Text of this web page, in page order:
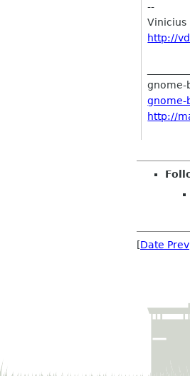
--
Vinicius
http://
gnome-
gnome-
http://
[Date Prev